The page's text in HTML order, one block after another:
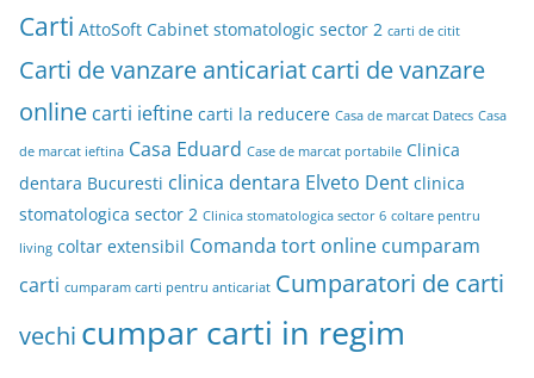
Carti AttoSoft Cabinet stomatologic sector 2 carti de citit
Carti de vanzare anticariatcarti de vanzare
online carti ieftine carti la reducere Casa de marcat Datecs Casa
de marcat ieftina Casa Eduard Case de marcat portabile Clinica
dentara Bucuresti clinica dentara Elveto Dent clinica
stomatologica sector 2 Clinica stomatologica sector 6 coltare pentru
living coltar extensibil Comanda tort online cumparam
carti cumparam carti pentru anticariat Cumparatori de carti
vechi cumpar carti in regim